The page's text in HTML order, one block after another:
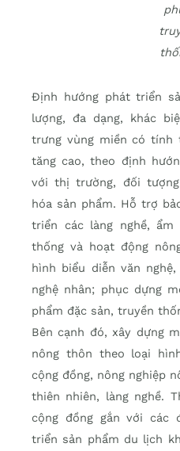
Định hướng phát triển
lượng, đa dạng, khác
trưng vùng miền có tính
tăng cao, theo định
với thị trường, đối
hóa sản phẩm. Hỗ trợ
triển các làng nghề,
thống và hoạt động
hình biểu diễn văn
nghệ nhân; phục dựng
phẩm đặc sản, truyền
Bên cạnh đó, xây dựng
nông thôn theo loại
cộng đồng, nông nghiệp
thiên nhiên, làng nghề.
cộng đồng gắn với các
triển sản phẩm du lịch